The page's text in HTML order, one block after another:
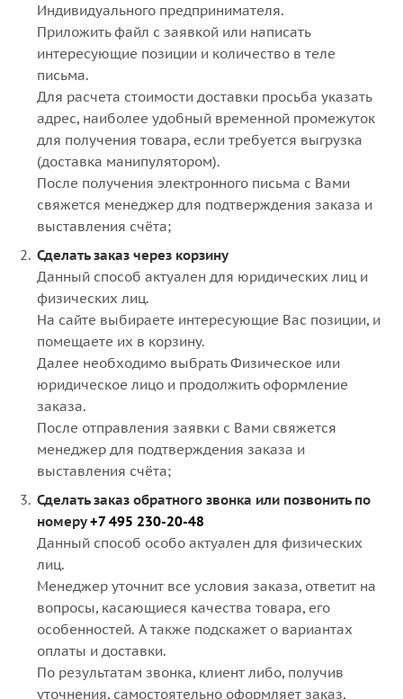
Индивидуального предпринимателя.
Приложить файл с заявкой или написать
интересующие позиции и количество в теле
письма.
Для расчета стоимости доставки просьба указать
адрес, наиболее удобный временной промежуток
для получения товара, если требуется выгрузка
(доставка манипулятором).
После получения электронного письма с Вами
свяжется менеджер для подтверждения заказа и
выставления счёта;
Сделать заказ через корзину
Данный способ актуален для юридических лиц и
физических лиц.
На сайте выбираете интересующие Вас позиции, и
помещаете их в корзину.
Далее необходимо выбрать Физическое или
юридическое лицо и продолжить оформление
заказа.
После отправления заявки с Вами свяжется
менеджер для подтверждения заказа и
выставления счёта;
Сделать заказ обратного звонка или позвонить по
номеру+7 495 230-20-48
Данный способ особо актуален для физических
лиц.
Менеджер уточнит все условия заказа, ответит на
вопросы, касающиеся качества товара, его
особенностей. А также подскажет о вариантах
оплаты и доставки.
По результатам звонка, клиент либо, получив
уточнения, самостоятельно оформляет заказ,